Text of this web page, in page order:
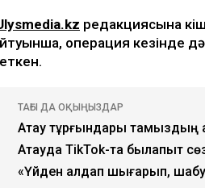
редакциясына
операция кезінде
ТАҒЫ ДА ОҚЫҢЫЗДАР
Ақтау тұрғындары тамыздың
Ақтауда TikTok-та былапыт
«Үйден алдап шығарып,